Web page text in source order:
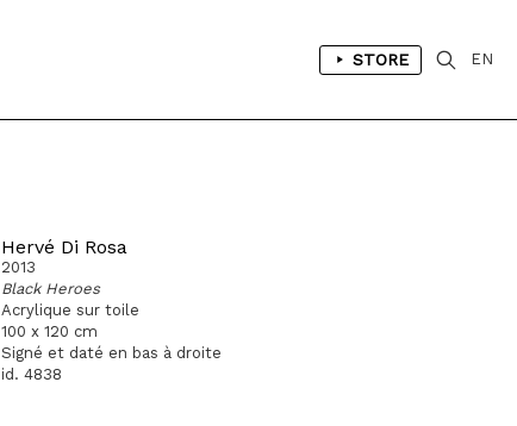
STORE EN
Hervé Di Rosa
2013
Black Heroes
Acrylique sur toile
100 x 120 cm
Signé et daté en bas à droite
id. 4838